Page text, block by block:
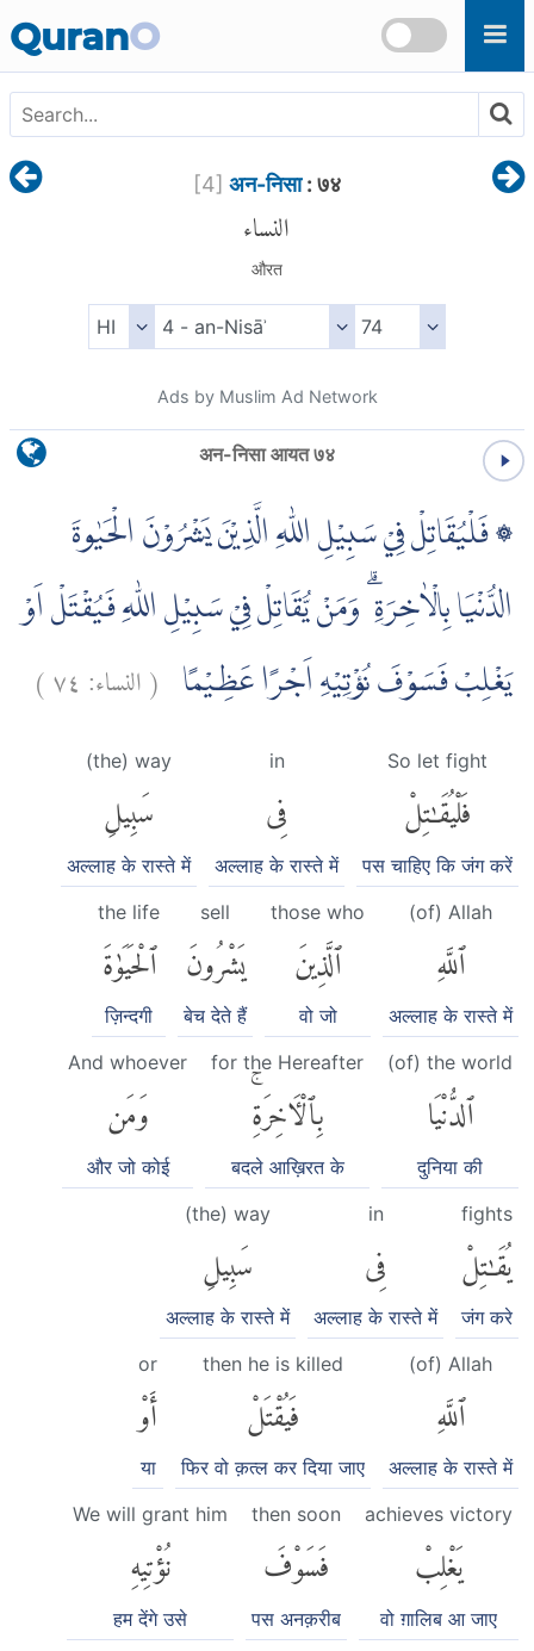
QuranO
[4] अन-निसा: ७४
النساء
औरत
Ads by Muslim Ad Network
अन-निसा आयत ७४
۞ فَلْيُقَاتِلْ فِيْ سَبِيْلِ اللّٰهِ الَّذِيْنَ يَشْرُوْنَ الْحَيٰوةَ
الدُّنْيَا بِالْاٰخِرَةِ ۗ وَمَنْ يُّقَاتِلْ فِيْ سَبِيْلِ اللّٰهِ فَيُقْتَلْ اَوْ
يَغْلِبْ فَسَوْفَ نُؤْتِيْهِ اَجْرًا عَظِيْمًا (النساء: ٧٤)
So let fight
فَلْيُقَٰتِلْ
पस चाहिए कि जंग करें
in
فِى
अल्लाह के रास्ते में
(the) way
سَبِيلِ
अल्लाह के रास्ते में
(of) Allah
ٱللَّهِ
अल्लाह के रास्ते में
those who
ٱلَّذِينَ
वो जो
sell
يَشْرُونَ
बेच देते हैं
the life
ٱلْحَيَوٰةَ
ज़िन्दगी
(of) the world
ٱلدُّنْيَا
दुनिया की
for the Hereafter
بِٱلْءَاخِرَةِۚ
बदले आख़िरत के
And whoever
وَمَن
और जो कोई
fights
يُقَٰتِلْ
जंग करे
in
فِى
अल्लाह के रास्ते में
(the) way
سَبِيلِ
अल्लाह के रास्ते में
(of) Allah
ٱللَّهِ
अल्लाह के रास्ते में
then he is killed
فَيُقْتَلْ
फिर वो क़त्ल कर दिया जाए
or
أَوْ
या
achieves victory
يَغْلِبْ
वो ग़ालिब आ जाए
then soon
فَسَوْفَ
पस अनक़रीब
We will grant him
نُؤْتِيهِ
हम देंगे उसे